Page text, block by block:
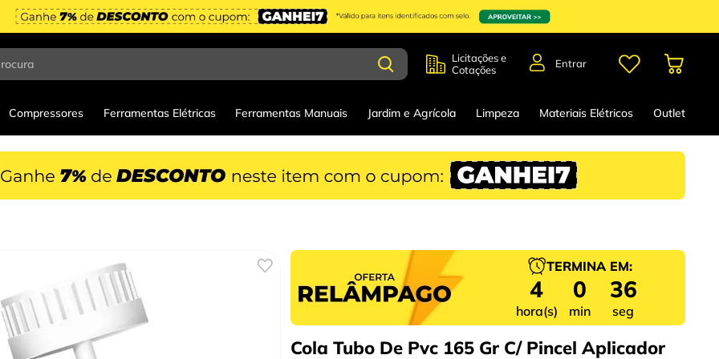
Licitações e
Cotações
Entrar
Compressores Ferramentas Elétricas Ferramentas Manuais Jardim e Agrícola Limpeza Materiais Elétricos Outlet
TERMINA EM:
4
hora(s)
0
min
36
seg
Cola Tubo De Pvc 165 Gr C/ Pincel Aplicador